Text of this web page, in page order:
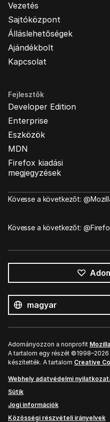
Vezetés
Sajtóközpont
Álláslehetőségek
Ajándékbolt
Kapcsolat
Fejlesztők
Developer Edition
Enterprise
Eszközök
MDN
Firefox kiadási
megjegyzések
Kövesse a következőt:
Kövesse a következőt:
nyelv
Nyelv
Adományozzon a nonprofit
A tartalom egy részét
készítették. A tartalom Creative
Webhely adatvédelmi
Sütik
Jogi információk
Közösségi részvételi irányelvek